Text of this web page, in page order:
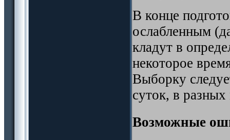
В конце
ослабленным
кладут в
некоторое
Выборку
суток, в
Возможные